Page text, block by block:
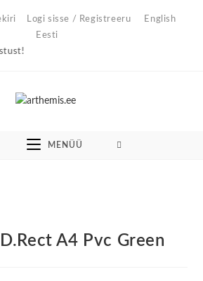
Logi sisse / Registreeru
English
Eesti
MENÜÜ
A4 Pvc Green